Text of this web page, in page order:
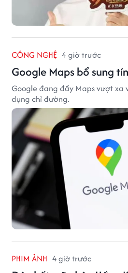
CÔNG NGHỆ 4 giờ trước
Google Maps bổ sung
Google đang đẩy Maps vượt xa
dụng chỉ đường.
PHIM ẢNH 4 giờ trước